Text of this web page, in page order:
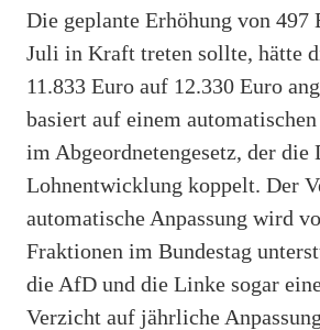
Die geplante Erhöhung von 497
Juli in Kraft treten sollte, hätte
11.833 Euro auf 12.330 Euro
basiert auf einem
im Abgeordnetengesetz, der die
Lohnentwicklung koppelt. Der
automatische Anpassung wird
Fraktionen im Bundestag
die AfD und die Linke sogar
Verzicht auf jährliche